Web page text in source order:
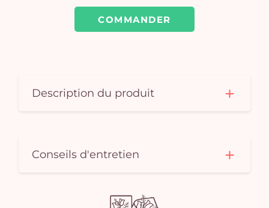
COMMANDER
Description du produit
Conseils d'entretien